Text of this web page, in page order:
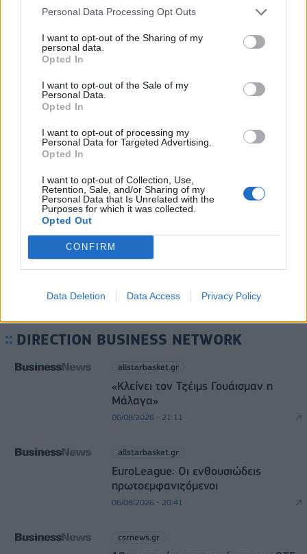
Personal Data Processing Opt Outs
I want to opt-out of the Sharing of my
personal data.
Opted In
I want to opt-out of the Sale of my
Personal Data.
Opted In
I want to opt-out of processing my
Personal Data for Targeted Advertising.
Opted In
I want to opt-out of Collection, Use,
Retention, Sale, and/or Sharing of my
Personal Data that Is Unrelated with the
Purposes for which it was collected.
Opted Out
CONFIRM
Data Deletion Data Access Privacy Policy
εκατ. ευρώ – Καθαρά κέρδη 313 εκατ. ευρώ
Ρωσία: Η Μόσχα δηλώνει ότι κατέρριψε 605
αποθήκη της Wildberries
06/08/2026 - 10:30
Ο Demis Hassabis αναλαμβάνει Πρόεδρος της
Google DeepMind και Chief Scientist της Alphabet
HELLENiQ ENERGY: Κέρδη 393 εκατ. ευρώ στο α'
εξάμηνο – Στα 734 εκατ. ευρώ τα EBITDA
06/08/2026 - 08:05
DIRECTION BUSINESS NETWORK
allstarbasket.gr
«Κλείνει τον Τζέιμς Γουάισμαν η
Μάλαγα»
06/08/2026 - 21:11
allstarbasket.gr
EuroLeague: Οι ενθουσιώδεις
πρωτοεμφανιζόμενοι
06/08/2026 - 20:41
csrnews.gr